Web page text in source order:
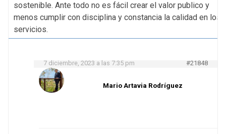
sostenible. Ante todo no es fácil crear el valor publico y
menos cumplir con disciplina y constancia la calidad en los
servicios.
7 diciembre, 2023 a las 7:35 pm #21848
Mario Artavia Rodríguez